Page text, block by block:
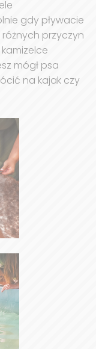
gdy pływacie
różnych przyczyn
mógł psa
na kajak czy